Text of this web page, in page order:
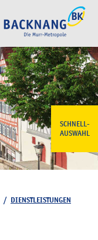
SCHNELL-
AUSWAHL
/ DIENSTLEISTUNGEN